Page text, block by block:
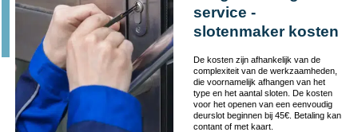
service -
slotenmaker kosten
De kosten zijn afhankelijk van de
complexiteit van de werkzaamheden,
die voornamelijk afhangen van het
type en het aantal sloten. De kosten
voor het openen van een eenvoudig
deurslot beginnen bij 45€. Betaling kan
contant of met kaart.